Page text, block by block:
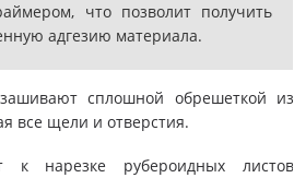
что позволит получить
адгезию материала.
сплошной обрешеткой из
все щели и отверстия.
к нарезке рубероидных листов